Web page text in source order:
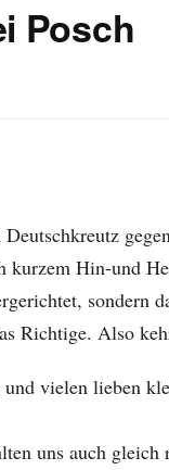
Posch
kurzem Hin-und
sondern
Richtige. Also
vielen lieben
uns auch